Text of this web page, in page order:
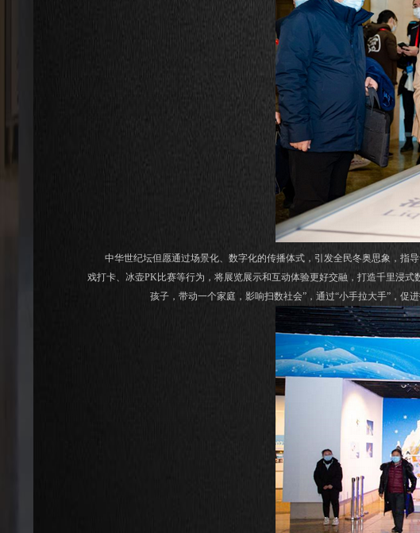
中华世纪坛但愿通过场景化、数字化的传播体式，引发全民冬奥思象，指导
戏打卡、冰壶PK比赛等行为，将展览展示和互动体验更好交融，打造千里浸
孩子，带动一个家庭，影响扫数社会”，通过“小手拉大手”，促